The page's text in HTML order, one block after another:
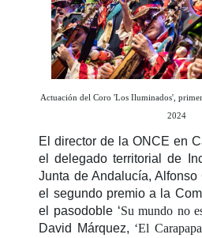
Actuación del Coro 'Los Iluminados',
2024
El director de la ONCE en
el delegado territorial de
Junta de Andalucía, Alfonso
el segundo premio a la
el pasodoble ‘Su mundo no
David Márquez, ‘El